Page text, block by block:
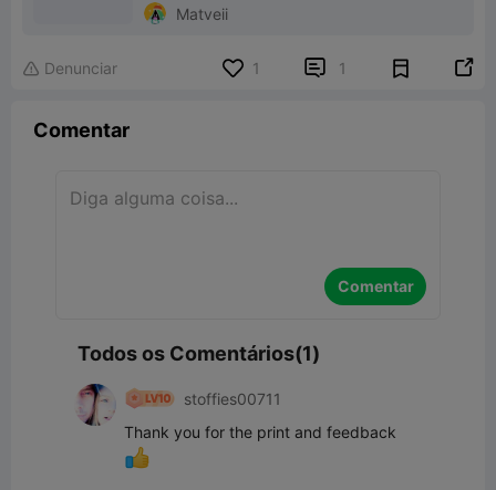
Matveii
 Denunciar 1  1 
Comentar
Comentar
Todos os Comentários(1)
stoffies00711
Thank you for the print and feedback